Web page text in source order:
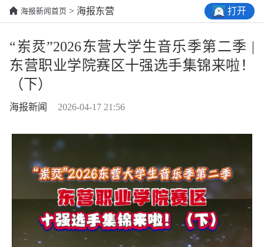
海报新闻首页 > 海报东营 打开
“岽烎”2026东营大学生音乐季第二季 |
东营职业学院赛区十强选手集锦来啦！
（下）
海报新闻 2026-04-17 21:56